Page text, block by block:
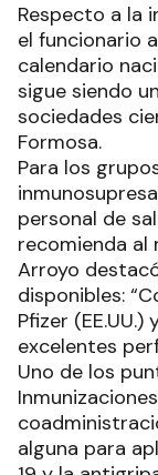
Respecto a la
el funcionario
calendario
sigue siendo
sociedades
Formosa.
Para los
personal de
recomienda al
Arroyo
disponibles:
Pfizer
excelentes
Uno de los
alguna para